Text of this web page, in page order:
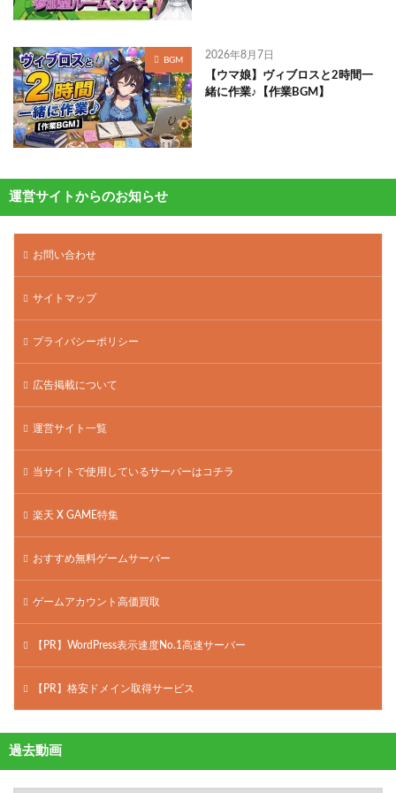
BGM 2026年8月7日
【ウマ娘】ヴィブロスと2時間一
緒に作業♪【作業BGM】
運営サイトからのお知らせ
お問い合わせ
サイトマップ
プライバシーポリシー
広告掲載について
運営サイト一覧
当サイトで使用しているサーバーはコチラ
楽天 X GAME特集
おすすめ無料ゲームサーバー
ゲームアカウント高価買取
【PR】WordPress表示速度No.1高速サーバー
【PR】格安ドメイン取得サービス
過去動画